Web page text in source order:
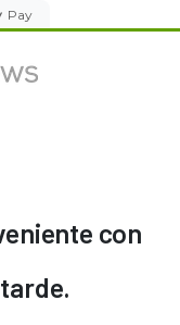
Pay
con